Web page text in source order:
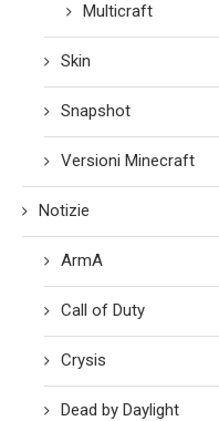
Multicraft
Skin
Snapshot
Versioni Minecraft
Notizie
ArmA
Call of Duty
Crysis
Dead by Daylight